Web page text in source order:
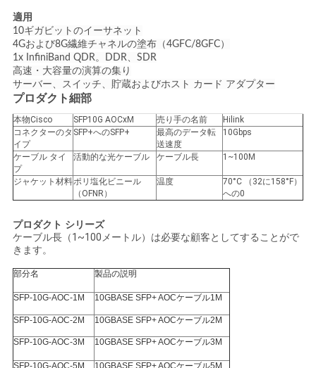
引
金
を
求
め
て
く
だ
さ
い
地
適用
10ギガビットのイーサネット
4Gおよび8G繊維チャネルの塗布（4GFC/8GFC）
1x InfiniBand QDR。DDR、SDR
高速・大容量の演算の集り
サーバー、スイッチ、貯蔵およびホスト カード アダプター
プロダクト細部
本物Cisco SFP10G AOCxM 売り手の名前
Hilink
コネクターのタ
イプ
SFP+へのSFP+
最高のデータ転
送速度
10Gbps
ケーブル タイ
プ
活動的な光ケーブル ケーブル長 1~100M
ジャケット材料ポリ塩化ビニール
（OFNR）
温度
70°C （32に158°F）
への0
プロダクト シリーズ
ケーブル長（1~100メートル）は必要な顧客としてすることがで
きます。
部分名 製品の説明
SFP-10G-AOC-1M 10GBASE SFP+ AOCケーブル1M
SFP-10G-AOC-2M 10GBASE SFP+ AOCケーブル2M
SFP-10G-AOC-3M 10GBASE SFP+ AOCケーブル3M